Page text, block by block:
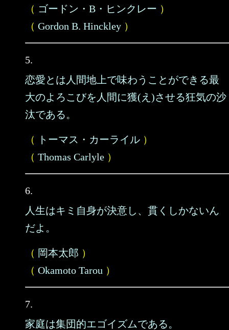
（ ゴードン・B・ヒンクレー ）
（ Gordon B. Hinckley ）
5.
恋愛とは人間地上で味わうことができる最
大のよろこびを人間に獲(え)させる狂気の沙
汰である。
（ トーマス・カーライル ）
（ Thomas Carlyle ）
6.
人生はキミ自身が決意し、貫くしかないん
だよ。
（ 岡本太郎 ）
（ Okamoto Tarou ）
7.
家庭は集団的エゴイズムである。